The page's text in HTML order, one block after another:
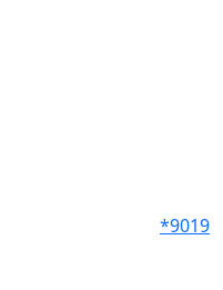
*9019